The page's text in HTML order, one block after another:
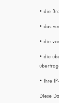
• die
• das
• die
• die
• Ihre
Diese